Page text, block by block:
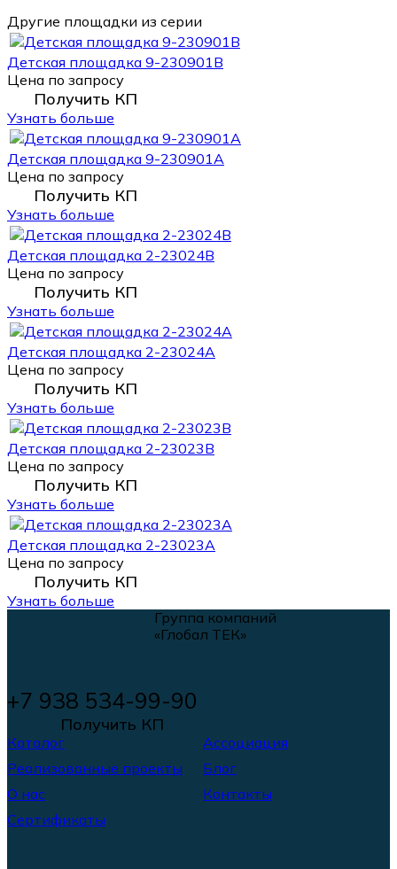
Другие площадки из серии
Детская площадка 9-230901B
Цена по запросу
Получить КП
Узнать больше
Детская площадка 9-230901A
Цена по запросу
Получить КП
Узнать больше
Детская площадка 2-23024В
Цена по запросу
Получить КП
Узнать больше
Детская площадка 2-23024А
Цена по запросу
Получить КП
Узнать больше
Детская площадка 2-23023В
Цена по запросу
Получить КП
Узнать больше
Детская площадка 2-23023А
Цена по запросу
Получить КП
Узнать больше
Группа компаний
«Глобал ТЕК»
+7 938 534-99-90
Получить КП
Каталог
Ассоциация
Реализованные проекты
Блог
О нас
Контакты
Сертификаты